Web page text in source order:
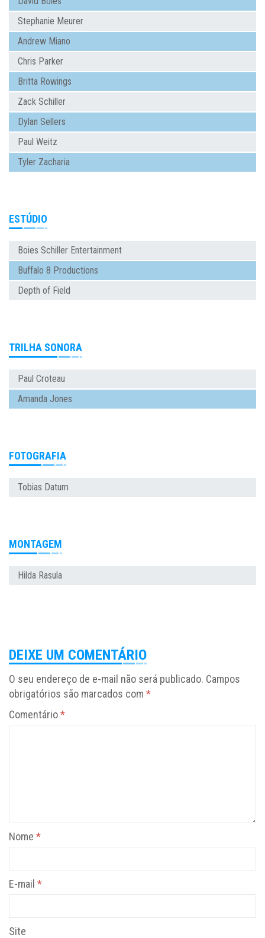
Stephanie Meurer
Andrew Miano
Chris Parker
Britta Rowings
Zack Schiller
Dylan Sellers
Paul Weitz
Tyler Zacharia
ESTÚDIO
Boies Schiller Entertainment
Buffalo 8 Productions
Depth of Field
TRILHA SONORA
Paul Croteau
Amanda Jones
FOTOGRAFIA
Tobias Datum
MONTAGEM
Hilda Rasula
DEIXE UM COMENTÁRIO
O seu endereço de e-mail não será publicado. Campos
obrigatórios são marcados com *
Comentário*
Nome *
E-mail *
Site